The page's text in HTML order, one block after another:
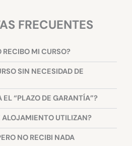
FRECUENTES
MI CURSO?
SIN NECESIDAD DE
“PLAZO DE GARANTÍA”?
ALOJAMIENTO UTILIZAN?
NO RECIBI NADA